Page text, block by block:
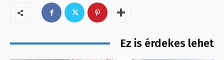
Ez is érdekes lehet